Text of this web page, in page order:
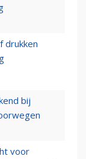
drukken
bij
voor